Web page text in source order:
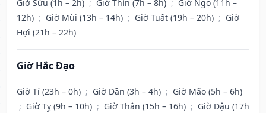
Giờ Sửu (1h – 2h) ; Giờ Thìn (7h – 8h) ; Giờ Ngọ (11h –
12h) ; Giờ Mùi (13h – 14h) ; Giờ Tuất (19h – 20h) ; Giờ
Hợi (21h – 22h)
Giờ Hắc Đạo
Giờ Tí (23h – 0h) ; Giờ Dần (3h – 4h) ; Giờ Mão (5h – 6h)
; Giờ Tỵ (9h – 10h) ; Giờ Thân (15h – 16h) ; Giờ Dậu (17h